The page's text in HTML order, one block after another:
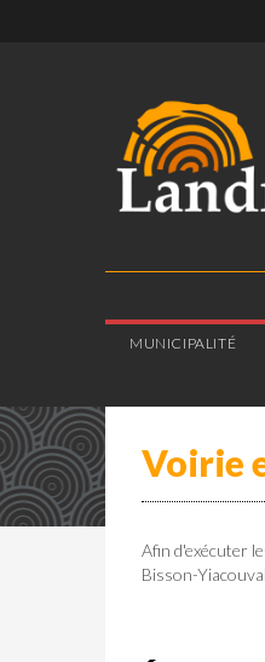
MUNICIPALITÉ
Voirie
Afin d'exécuter
Bisson-